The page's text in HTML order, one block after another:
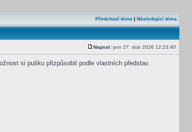
Předchozí téma | Následující téma
Napsal: pon 27. dub 2026 12:23:40
si pušku přizpůsobit podle vlastních představ.